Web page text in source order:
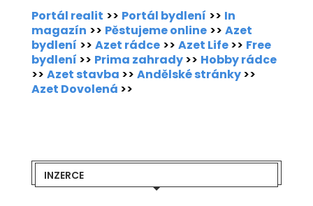
Portál realit >> Portál bydlení >> In
magazín >> Pěstujeme online >> Azet
bydlení >> Azet rádce >> Azet Life>> Free
bydlení >> Prima zahrady>> Hobby rádce
>> Azet stavba >> Andělské stránky>>
Azet Dovolená >>
INZERCE